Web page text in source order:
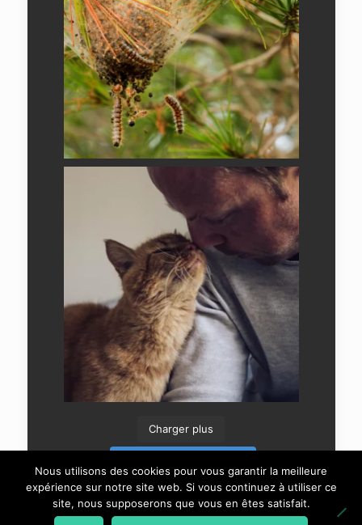
Charger plus
Nous utilisons des cookies pour vous garantir la meilleure
expérience sur notre site web. Si vous continuez à utiliser ce
site, nous supposerons que vous en êtes satisfait.